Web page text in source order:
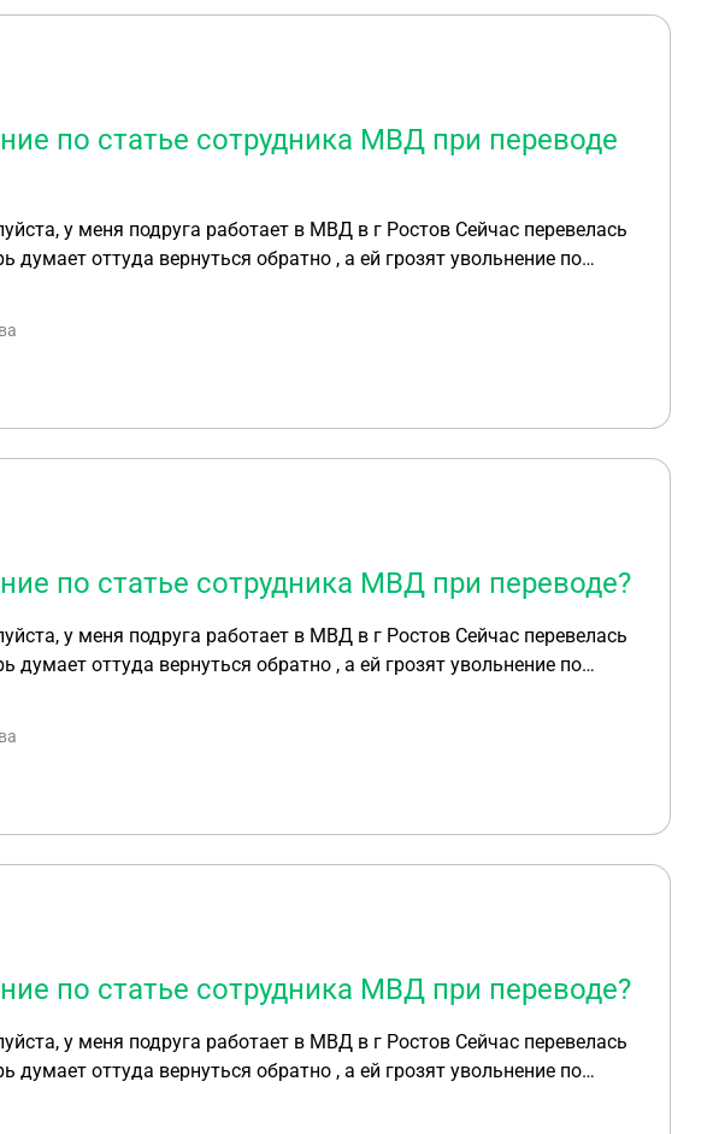
по статье сотрудника МВД при переводе
ли ее там удерживать ? И могут ли реально уволить по статье ?
по статье сотрудника МВД при переводе?
ли ее там удерживать ? И могут ли реально уволить по статье ?
по статье сотрудника МВД при переводе?
ли ее там удерживать ? И могут ли реально уволить по статье ?